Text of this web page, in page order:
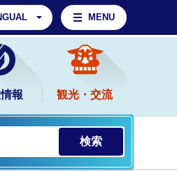
MENU
報 観光・交流